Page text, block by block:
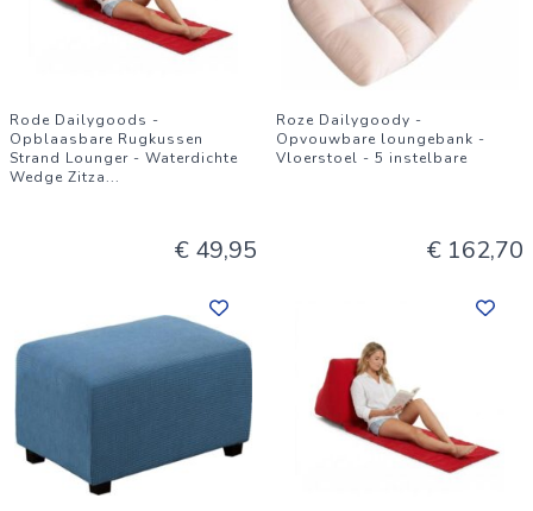
Rode Dailygoods -
Opblaasbare Rugkussen
Strand Lounger - Waterdichte
Wedge Zitza...
€ 49,95
Roze Dailygoody -
Opvouwbare loungebank -
Vloerstoel - 5 instelbare
€ 162,70